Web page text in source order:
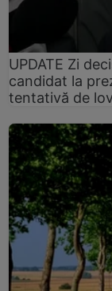
UPDATE Zi
candidat la
tentativă de